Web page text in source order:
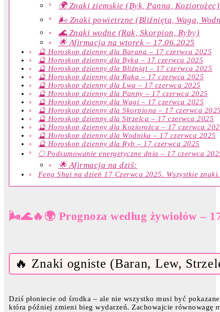
🌍 Znaki ziemskie (Byk, Panna, Koziorożec)
🌬️ Znaki powietrzne (Bliźnięta, Waga,
🌊 Znaki wodne (Rak, Skorpion, Ryby)
🌟 Afirmacja na wtorek – 17.06.2025
🔮 Horoskop dzienny dla Barana – 17 czerwca 2025
🔮 Horoskop dzienny dla Byka – 17 czerwca 2025
🔮 Horoskop dzienny dla Bliźniąt – 17 czerwca 2025
🔮 Horoskop dzienny dla Raka – 17 czerwca 2025
🔮 Horoskop dzienny dla Lwa – 17 czerwca 2025
🔮 Horoskop dzienny dla Panny – 17 czerwca 2025
🔮 Horoskop dzienny dla Wagi – 17 czerwca 2025
🔮 Horoskop dzienny dla Skorpiona – 17 czerwca
🔮 Horoskop dzienny dla Strzelca – 17 czerwca 2025
🔮 Horoskop dzienny dla Koziorożca – 17 czerwca
🔮 Horoskop dzienny dla Wodnika – 17 czerwca 2025
🔮 Horoskop dzienny dla Ryb – 17 czerwca 2025
🌕 Podsumowanie energetyczne dnia – 17 czerwca
🌟 Afirmacja na dziś:
Feng Shui na dzień 17 Czerwca 2025. Wszystkie
🌬️🌊🔥🌍 Prognoza według żywiołów –
🔥 Znaki ogniste (Baran, Lew,
Dziś płoniecie od środka – ale nie wszystko musi być
która później zmieni bieg wydarzeń. Zachowajcie równowagę